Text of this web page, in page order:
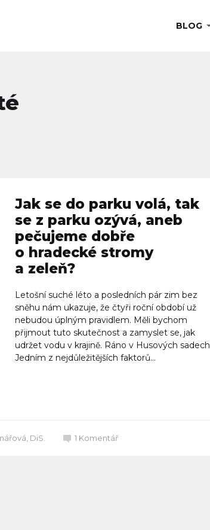
BLOG
Jak se do parku volá, tak
se z parku ozývá, aneb
pečujeme dobře
o hradecké stromy
a zeleň?
Letošní suché léto a posledních pár zim bez
sněhu nám ukazuje, že čtyři roční období už
nebudou úplným pravidlem. Měli bychom
přijmout tuto skutečnost a zamyslet se, jak
udržet vodu v krajině. Ráno v Husových sadech
Jedním z nejdůležitějších faktorů...
DiS. 1 Komentář